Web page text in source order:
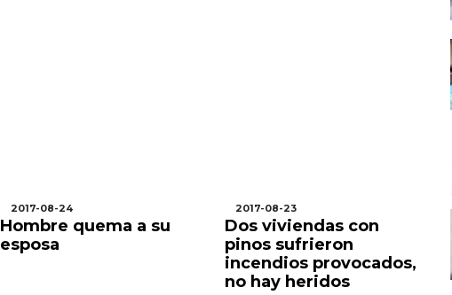
2017-08-24
Hombre quema a su
esposa
2017-08-23
Dos viviendas con
pinos sufrieron
incendios provocados,
no hay heridos